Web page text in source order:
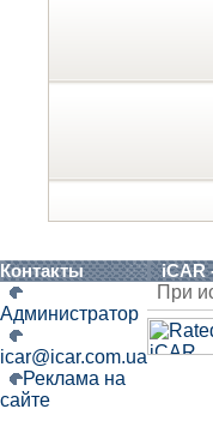
Контакты iCAR
Администратор
icar@icar.com.ua
Реклама на
сайте
При